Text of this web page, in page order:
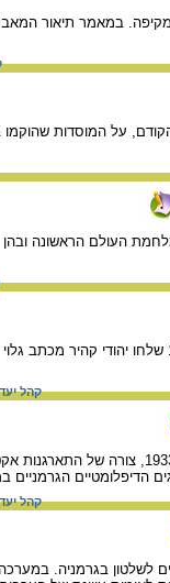
מקיפה. במאמר
על המוסדות
העולם הראשונה
המאמר מתאר את תגובת הקהילה היהודית במצרים לעליית
קהל
הזעם בקרב קהילות המזרח כלפי המשטר הנאצי בגלל
הגרמניים
קהל